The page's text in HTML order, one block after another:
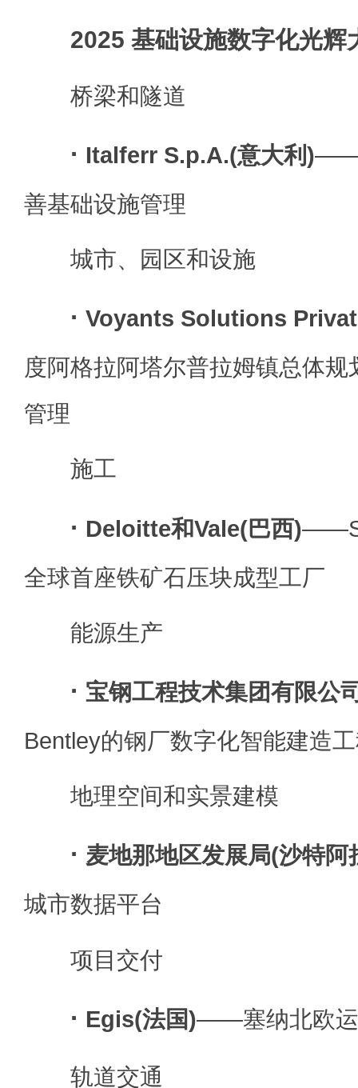
2025 基础设施数字化光辉
桥梁和隧道
· Italferr S.p.A.(意大利)——
善基础设施管理
城市、园区和设施
· Voyants Solutions
度阿格拉阿塔尔普拉姆镇总体
管理
施工
· Deloitte和Vale(巴西)
全球首座铁矿石压块成型工厂
能源生产
· 宝钢工程技术集团有限公
Bentley的钢厂数字化智能建造
地理空间和实景建模
· 麦地那地区发展局(沙特阿
城市数据平台
项目交付
· Egis(法国)——塞纳北欧
轨道交通